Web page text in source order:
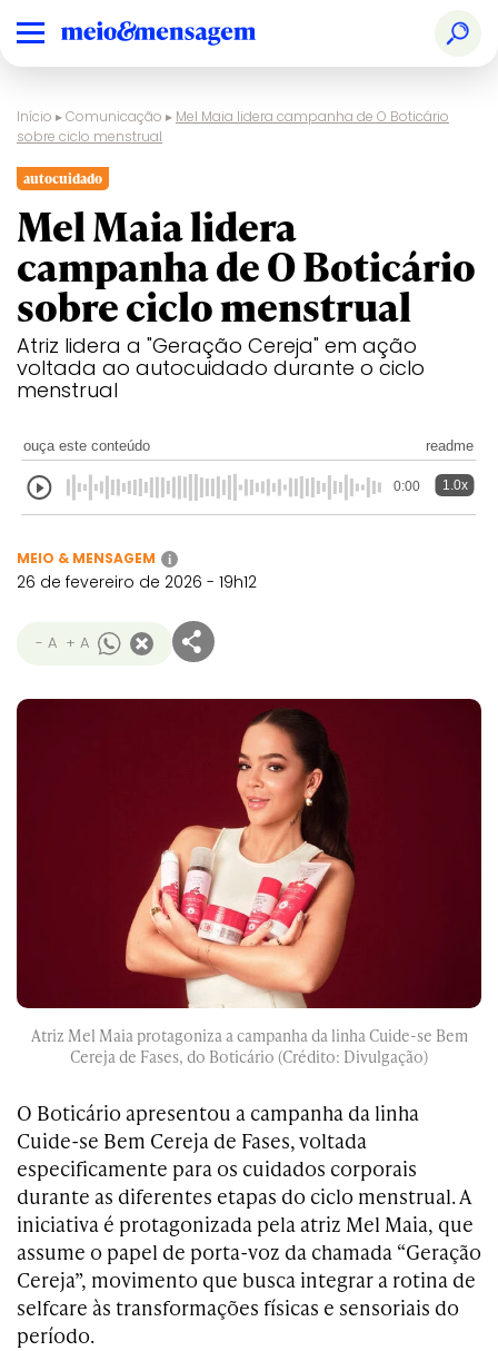
Início ▸Comunicação ▸ Mel Maia lidera campanha de O Boticário
sobre ciclo menstrual
autocuidado
Mel Maia lidera
campanha de O Boticário
sobre ciclo menstrual
Atriz lidera a "Geração Cereja" em ação
voltada ao autocuidado durante o ciclo
menstrual
ouça este conteúdo readme
0:00 1.0x
MEIO & MENSAGEM i
26 de fevereiro de 2026 - 19h12
- A + A
Atriz Mel Maia protagoniza a campanha da linha Cuide-se Bem
Cereja de Fases, do Boticário (Crédito: Divulgação)
O Boticário apresentou a campanha da linha
Cuide-se Bem Cereja de Fases, voltada
especificamente para os cuidados corporais
durante as diferentes etapas do ciclo menstrual. A
iniciativa é protagonizada pela atriz Mel Maia, que
assume o papel de porta-voz da chamada “Geração
Cereja”, movimento que busca integrar a rotina de
selfcare às transformações físicas e sensoriais do
período.